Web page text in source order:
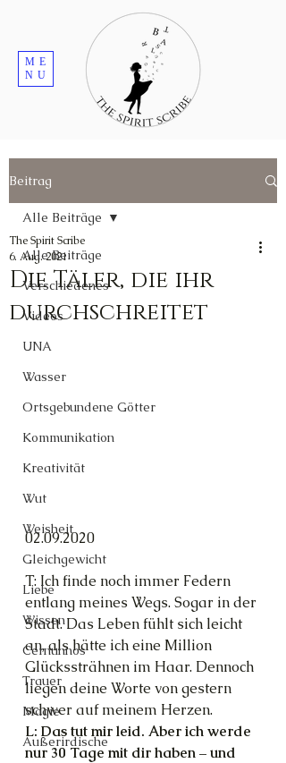
ME
NU
Beitrag
Alle Beiträge
Verschiedenes
Videos
UNA
Wasser
Ortsgebundene Götter
Kommunikation
Kreativität
Wut
Weisheit
Gleichgewicht
Liebe
Wissen
Cernunnos
Trauer
Magie
Außerirdische
Alle Beiträge
Die Täler, die ihr
durchschreitet
The Spirit Scribe
6. Aug. 2021
02.09.2020
T: Ich finde noch immer Federn
entlang meines Wegs. Sogar in der
Stadt. Das Leben fühlt sich leicht
an, als hätte ich eine Million
Glückssträhnen im Haar. Dennoch
liegen deine Worte von gestern
schwer auf meinem Herzen.
L: Das tut mir leid. Aber ich werde
nur 30 Tage mit dir haben – und